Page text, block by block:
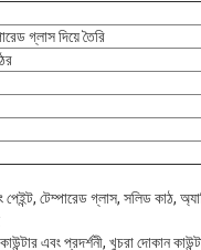
গ্লাস দিয়ে তৈরি
টেম্পারেড গ্লাস, সলিড কাঠ,
এবং প্রদর্শনী, খুচরা দোকান